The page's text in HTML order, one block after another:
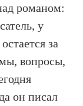
романом:
у
за
вопросы,
он писал